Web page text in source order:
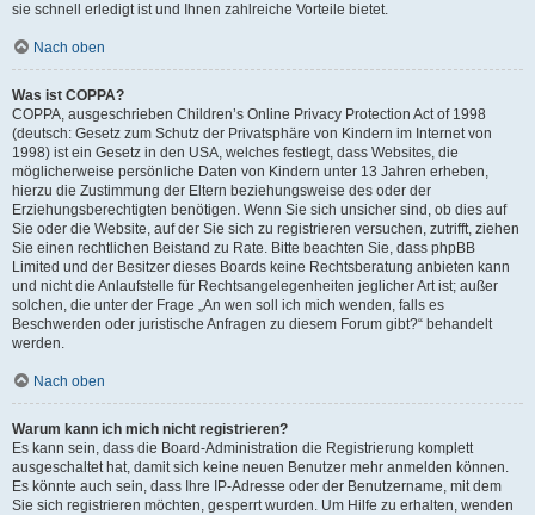
sie schnell erledigt ist und Ihnen zahlreiche Vorteile bietet.
Nach oben
Was ist COPPA?
COPPA, ausgeschrieben Children’s Online Privacy Protection Act of 1998
(deutsch: Gesetz zum Schutz der Privatsphäre von Kindern im Internet von
1998) ist ein Gesetz in den USA, welches festlegt, dass Websites, die
möglicherweise persönliche Daten von Kindern unter 13 Jahren erheben,
hierzu die Zustimmung der Eltern beziehungsweise des oder der
Erziehungsberechtigten benötigen. Wenn Sie sich unsicher sind, ob dies auf
Sie oder die Website, auf der Sie sich zu registrieren versuchen, zutrifft, ziehen
Sie einen rechtlichen Beistand zu Rate. Bitte beachten Sie, dass phpBB
Limited und der Besitzer dieses Boards keine Rechtsberatung anbieten kann
und nicht die Anlaufstelle für Rechtsangelegenheiten jeglicher Art ist; außer
solchen, die unter der Frage „An wen soll ich mich wenden, falls es
Beschwerden oder juristische Anfragen zu diesem Forum gibt?“ behandelt
werden.
Nach oben
Warum kann ich mich nicht registrieren?
Es kann sein, dass die Board-Administration die Registrierung komplett
ausgeschaltet hat, damit sich keine neuen Benutzer mehr anmelden können.
Es könnte auch sein, dass Ihre IP-Adresse oder der Benutzername, mit dem
Sie sich registrieren möchten, gesperrt wurden. Um Hilfe zu erhalten, wenden